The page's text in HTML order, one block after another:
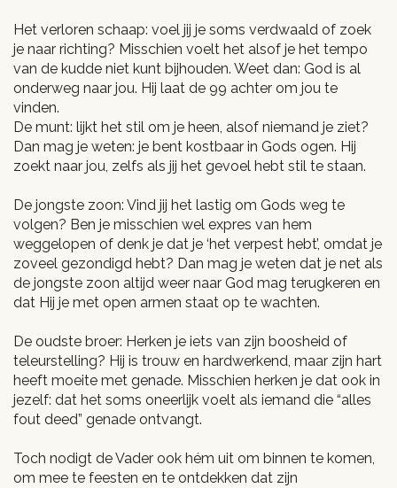
Het verloren schaap: voel jij je soms verdwaald of zoek
je naar richting? Misschien voelt het alsof je het tempo
van de kudde niet kunt bijhouden. Weet dan: God is al
onderweg naar jou. Hij laat de 99 achter om jou te
vinden.
De munt: lijkt het stil om je heen, alsof niemand je ziet?
Dan mag je weten: je bent kostbaar in Gods ogen. Hij
zoekt naar jou, zelfs als jij het gevoel hebt stil te staan.
De jongste zoon: Vind jij het lastig om Gods weg te
volgen? Ben je misschien wel expres van hem
weggelopen of denk je dat je ‘het verpest hebt’, omdat je
zoveel gezondigd hebt? Dan mag je weten dat je net als
de jongste zoon altijd weer naar God mag terugkeren en
dat Hij je met open armen staat op te wachten.
De oudste broer: Herken je iets van zijn boosheid of
teleurstelling? Hij is trouw en hardwerkend, maar zijn hart
heeft moeite met genade. Misschien herken je dat ook in
jezelf: dat het soms oneerlijk voelt als iemand die “alles
fout deed” genade ontvangt.
Toch nodigt de Vader ook hém uit om binnen te komen,
om mee te feesten en te ontdekken dat zijn